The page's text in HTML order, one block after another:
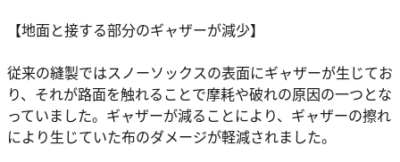
【地面と接する部分のギャザーが減少】
従来の縫製ではスノーソックスの表面にギャザーが生じてお
り、それが路面を触れることで摩耗や破れの原因の一つとな
っていました。ギャザーが減ることにより、ギャザーの擦れ
により生じていた布のダメージが軽減されました。